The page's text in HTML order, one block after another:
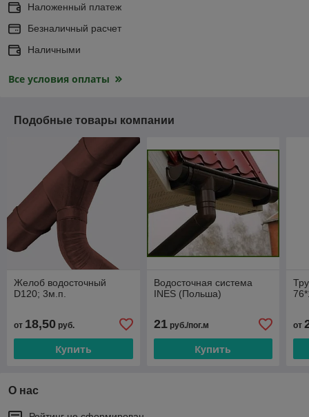
Наложенный платеж
Безналичный расчет
Наличными
Все условия оплаты
Подобные товары компании
Желоб водосточный
D120; 3м.п.
от 18,50 руб.
Купить
Водосточная система
INES (Польша)
21руб./пог.м
Купить
от
О нас